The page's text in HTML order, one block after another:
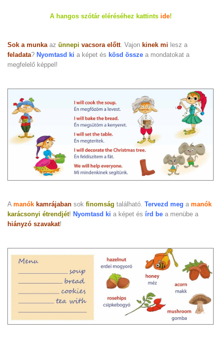
A hangos szótár eléréséhez kattints ide!
Sok a munka az ünnepi vacsora előtt. Vajon kinek mi lesz a
feladata? Nyomtasd ki a képet és kösd össze a mondatokat a
megfelelő képpel!
A manók kamrájaban sok finomság található. Tervezd meg a manók
karácsonyi étrendjét! Nyomtasd ki a képet és írd be a menübe a
hiányzó szavakat!